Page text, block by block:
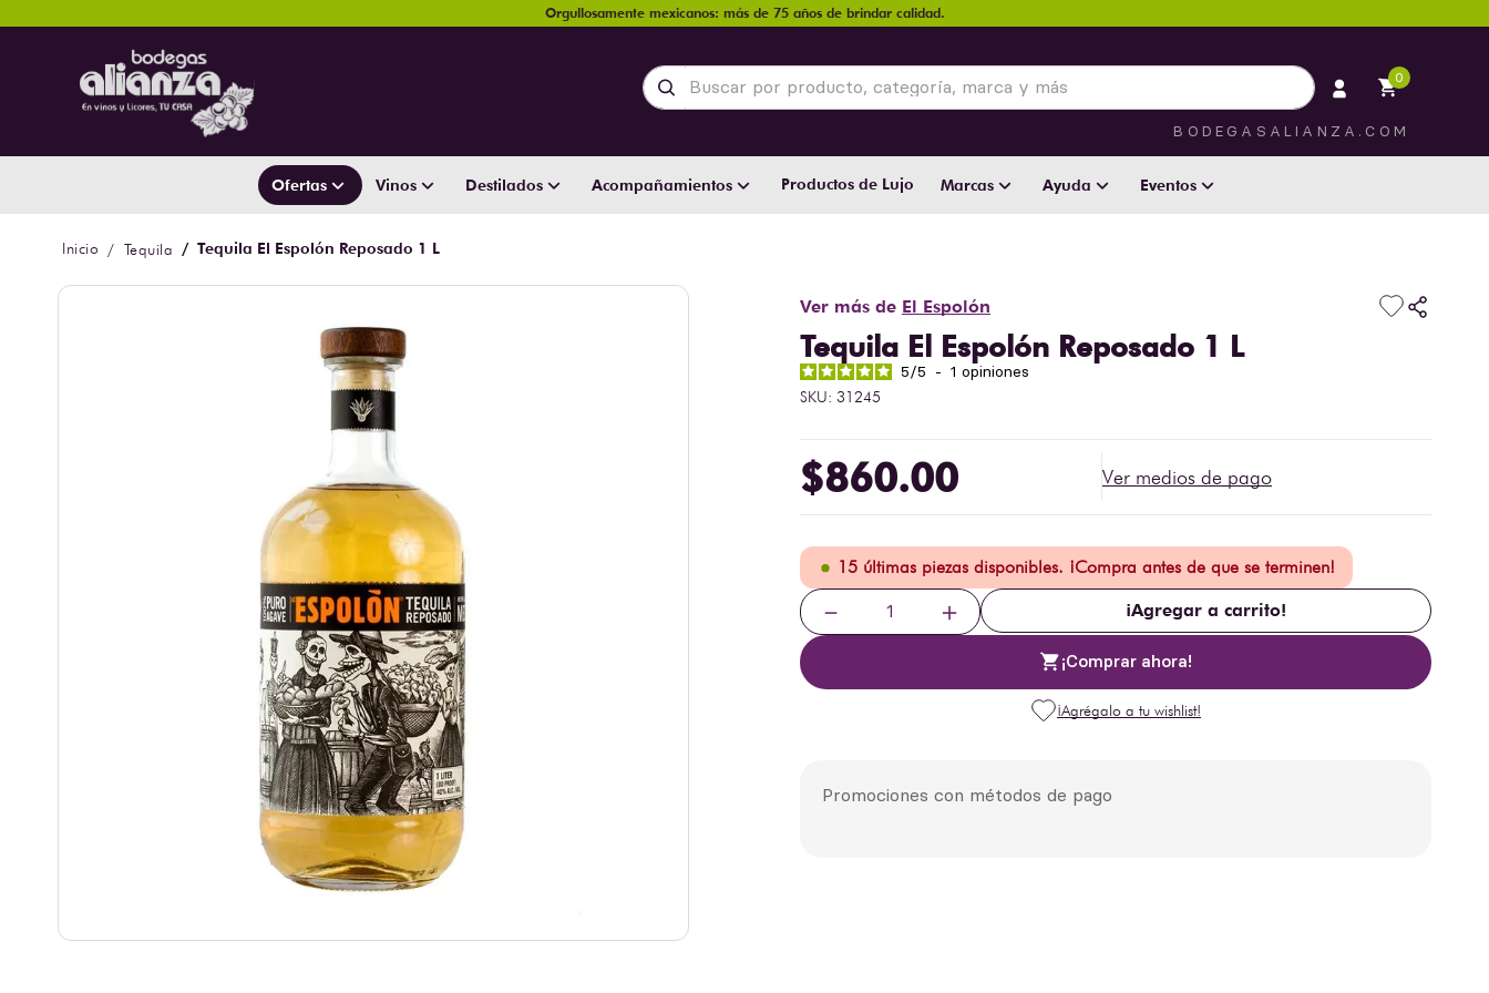
Orgullosamente mexicanos: más de 75 años de brindar calidad.
Buscar por producto, categoría, marca y más 0
BODEGASALIANZA.COM
Ofertas Vinos Destilados Acompañamientos Productos de Lujo Marcas Ayuda Eventos
Tequila Tequila El Espolón Reposado 1 L
Ver más de El Espolón
Tequila El Espolón Reposado 1 L
5/5 - 1 opiniones
SKU: 31245
$860.00 Ver medios de pago
15 últimas piezas disponibles. ¡Compra antes de que se terminen!
＋
－ ¡Agregar a carrito!
¡Comprar ahora!
Promociones con métodos de pago